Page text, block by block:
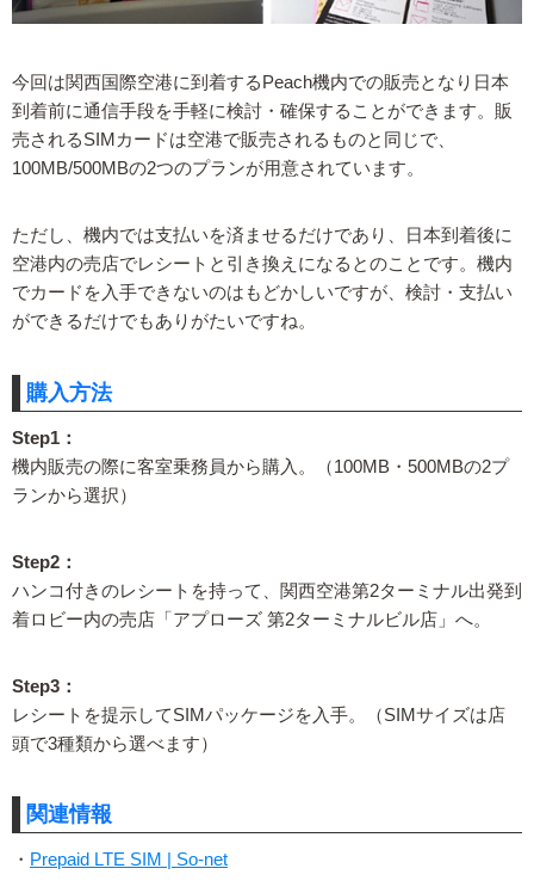
今回は関西国際空港に到着するPeach機内での販売となり日本
到着前に通信手段を手軽に検討・確保することができます。販
売されるSIMカードは空港で販売されるものと同じで、
100MB/500MBの2つのプランが用意されています。
ただし、機内では支払いを済ませるだけであり、日本到着後に
空港内の売店でレシートと引き換えになるとのことです。機内
でカードを入手できないのはもどかしいですが、検討・支払い
ができるだけでもありがたいですね。
購入方法
Step1：
機内販売の際に客室乗務員から購入。（100MB・500MBの2プ
ランから選択）
Step2：
ハンコ付きのレシートを持って、関西空港第2ターミナル出発到
着ロビー内の売店「アプローズ 第2ターミナルビル店」へ。
Step3：
レシートを提示してSIMパッケージを入手。（SIMサイズは店
頭で3種類から選べます）
関連情報
・ Prepaid LTE SIM | So-net